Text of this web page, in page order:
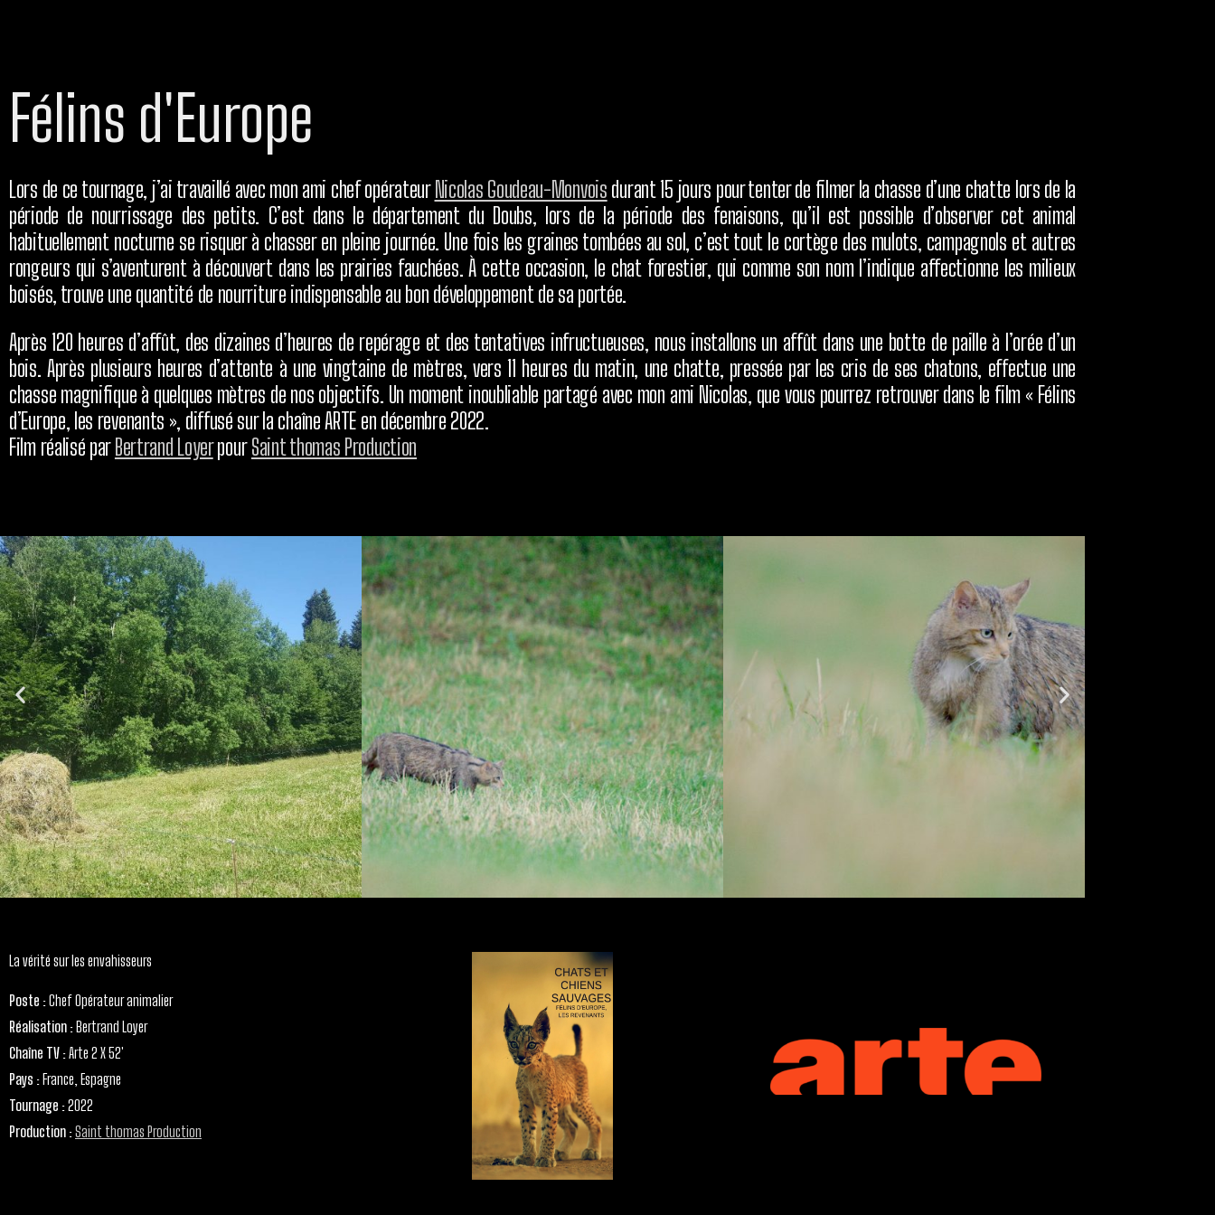
Félins d'Europe
Lors de ce tournage, j’ai travaillé avec mon ami chef opérateur Nicolas Goudeau-Monvois durant 15 jours pour tenter de filmer la chasse d’une chatte lors de la
période de nourrissage des petits. C’est dans le département du Doubs, lors de la période des fenaisons, qu’il est possible d’observer cet animal
habituellement nocturne se risquer à chasser en pleine journée. Une fois les graines tombées au sol, c’est tout le cortège des mulots, campagnols et autres
rongeurs qui s’aventurent à découvert dans les prairies fauchées. À cette occasion, le chat forestier, qui comme son nom l’indique affectionne les milieux
boisés, trouve une quantité de nourriture indispensable au bon développement de sa portée.
Après 120 heures d’affût, des dizaines d’heures de repérage et des tentatives infructueuses, nous installons un affût dans une botte de paille à l’orée d’un
bois. Après plusieurs heures d’attente à une vingtaine de mètres, vers 11 heures du matin, une chatte, pressée par les cris de ses chatons, effectue une
chasse magnifique à quelques mètres de nos objectifs. Un moment inoubliable partagé avec mon ami Nicolas, que vous pourrez retrouver dans le film « Félins
d’Europe, les revenants », diffusé sur la chaîne ARTE en décembre 2022.
Film réalisé par Bertrand LoyerpourSaint thomas Production
La vérité sur les envahisseurs
Poste : Chef Opérateur animalier
Réalisation : Bertrand Loyer
Chaîne TV : Arte 2 X 52′
Pays : France, Espagne
Tournage : 2022
Production :Saint thomas Production